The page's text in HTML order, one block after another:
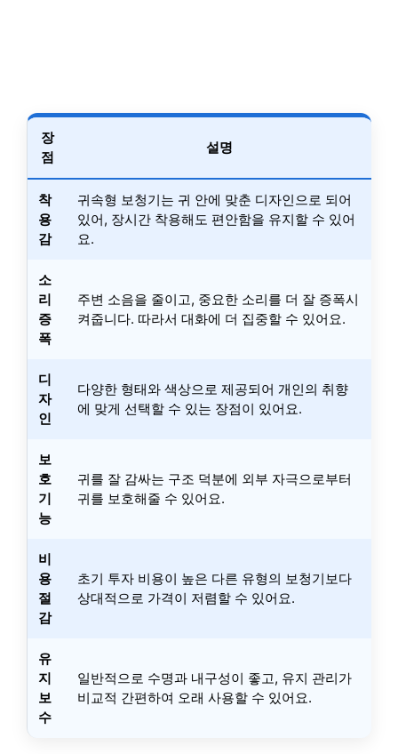
장
점
설명
착
용
감
귀속형 보청기는 귀 안에 맞춘 디자인으로 되어
있어, 장시간 착용해도 편안함을 유지할 수 있어
요.
소
리
증
폭
주변 소음을 줄이고, 중요한 소리를 더 잘 증폭시
켜줍니다. 따라서 대화에 더 집중할 수 있어요.
디
자
인
다양한 형태와 색상으로 제공되어 개인의 취향
에 맞게 선택할 수 있는 장점이 있어요.
보
호
기
능
귀를 잘 감싸는 구조 덕분에 외부 자극으로부터
귀를 보호해줄 수 있어요.
비
용
절
감
초기 투자 비용이 높은 다른 유형의 보청기보다
상대적으로 가격이 저렴할 수 있어요.
유
지
보
수
일반적으로 수명과 내구성이 좋고, 유지 관리가
비교적 간편하여 오래 사용할 수 있어요.